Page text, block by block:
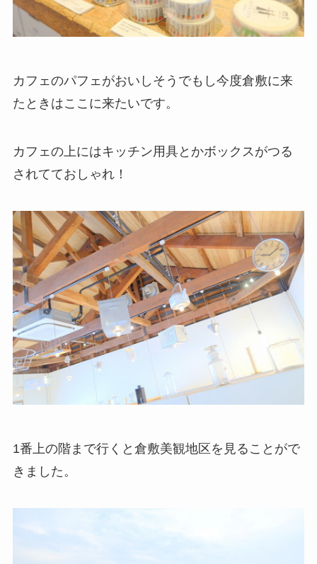
カフェのパフェがおいしそうでもし今度倉敷に来
たときはここに来たいです。
カフェの上にはキッチン用具とかボックスがつる
されてておしゃれ！
1番上の階まで行くと倉敷美観地区を見ることがで
きました。